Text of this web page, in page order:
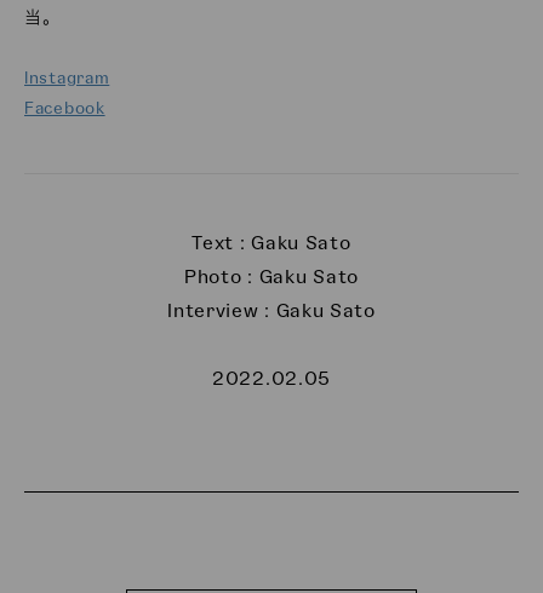
当。
Instagram
Facebook
Text : Gaku Sato
Photo : Gaku Sato
Interview : Gaku Sato
2022.02.05